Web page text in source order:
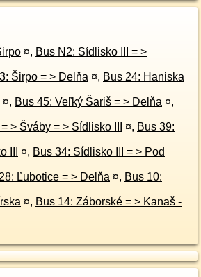
Delňa = > Širpo ¤, Bus N2: Sídlisko III = >
Bus 33: Širpo = > Delňa ¤, Bus 24: Haniska
¤, Bus 45: Veľký Šariš = > Delňa ¤,
Bus N2: Šebastová = > Šváby = > Sídlisko III ¤, Bus 39:
III ¤, Bus 34: Sídlisko III = > Pod
Bus 28: Ľubotice = > Delňa ¤, Bus 10:
> Sibírska ¤, Bus 14: Záborské = > Kanaš -